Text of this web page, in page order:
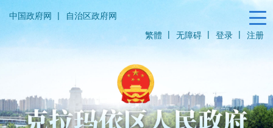
中国政府网 |
自治区政府网
繁體
| 无障碍 | 登录 | 注册